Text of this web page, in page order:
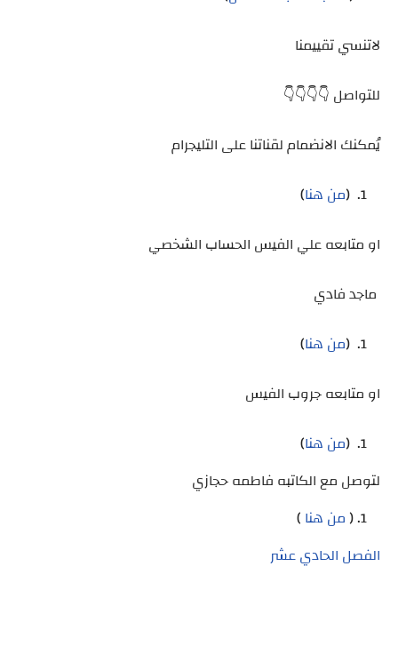
لاتنسي تقييمنا
للتواصل 👇👇👇👇
يُمكنك الانضمام لقناتنا على التليجرام
(من هنا)
او متابعه علي الفيس الحساب الشخصي
ماجد فادي
(من هنا)
او متابعه جروب الفيس
(من هنا)
لتوصل مع الكاتبه فاطمه حجازي
(من هنا )
الفصل الحادي عشر